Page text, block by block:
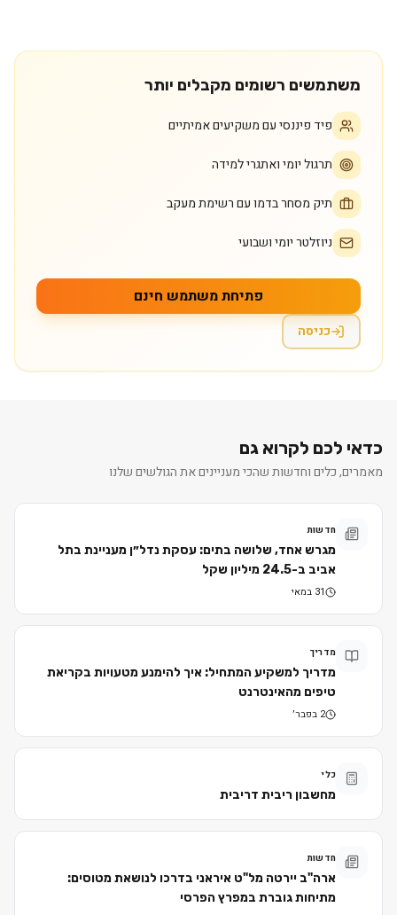
משתמשים רשומים מקבלים יותר
פיד פיננסי עם משקיעים אמיתיים
תרגול יומי ואתגרי למידה
תיק מסחר בדמו עם רשימת מעקב
ניוזלטר יומי ושבועי
פתיחת משתמש חינם
כניסה
כדאי לכם לקרוא גם
מאמרים, כלים וחדשות שהכי מעניינים את הגולשים שלנו
חדשות
מגרש אחד, שלושה בתים: עסקת נדל״ן מעניינת בתל
אביב ב-24.5 מיליון שקל
31 במאי
מדריך
מדריך למשקיע המתחיל: איך להימנע מטעויות בקריאת
טיפים מהאינטרנט
2 בפבר׳
כלי
מחשבון ריבית דריבית
חדשות
ארה"ב יירטה מל"ט איראני בדרכו לנושאת מטוסים:
מתיחות גוברת במפרץ הפרסי